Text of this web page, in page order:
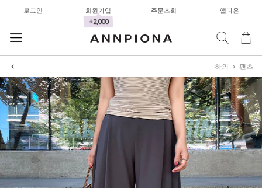
로그인
회원가입
+2,000
주문조회 앱다운
셔츠&블라우스
가디건/니트
한정세일
하의 팬츠